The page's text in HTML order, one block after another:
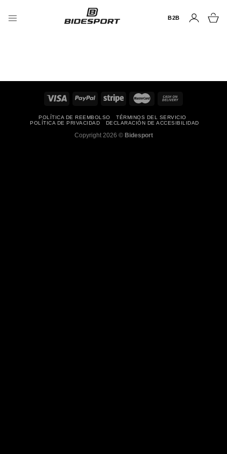
B2B
POLÍTICA DE REEMBOLSO
TÉRMINOS DEL SERVICIO
POLÍTICA DE PRIVACIDAD
DECLARACIÓN DE ACCESIBILIDAD
Copyright 2026 © Bidesport